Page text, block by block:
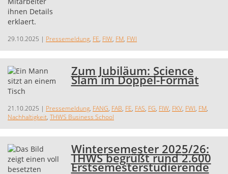
29.10.2025 | Pressemeldung, FE, FIW, FM, FWI
Zum Jubiläum: Science
Slam im Doppel-Format
21.10.2025 | Pressemeldung, FANG, FAB, FE, FAS, FG, FIW, FKV, FWI, FM,
Nachhaltigkeit, THWS Business School
Wintersemester 2025/26:
THWS begrüßt rund 2.600
Erstsemesterstudierende